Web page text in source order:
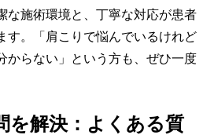
な施術環境と、丁寧な対応が患者
す。「肩こりで悩んでいるけれど
からない」という方も、ぜひ一度
を解決：よくある質